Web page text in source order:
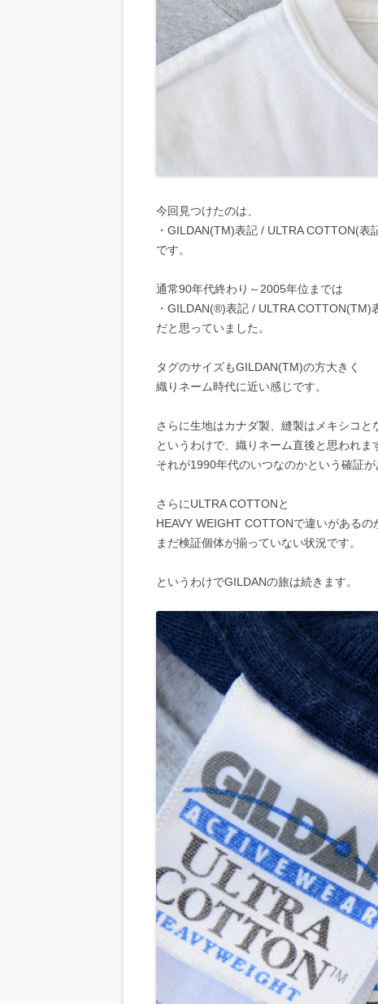
今回見つけたのは、
・GILDAN(TM)表記 / ULTRA COTTON(表
です。
通常90年代終わり～2005年位までは
・GILDAN(®)表記 / ULTRA COTTON(TM)
だと思っていました。
タグのサイズもGILDAN(TM)の方大きく
織りネーム時代に近い感じです。
さらに生地はカナダ製、縫製はメキシコと
というわけで、織りネーム直後と思われま
それが1990年代のいつなのかという確証が
さらにULTRA COTTONと
HEAVY WEIGHT COTTONで違いがあるの
まだ検証個体が揃っていない状況です。
というわけでGILDANの旅は続きます。